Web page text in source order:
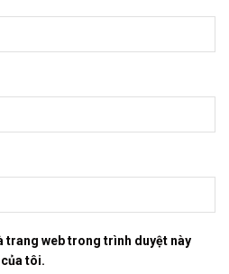
trang web trong trình duyệt này
tôi.